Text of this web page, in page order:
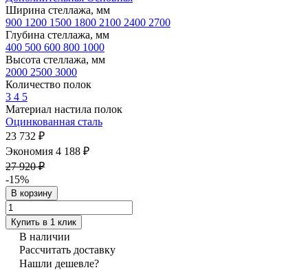
Ширина стеллажа, мм
900 1200 1500 1800 2100 2400 2700
Глубина стеллажа, мм
400 500 600 800 1000
Высота стеллажа, мм
2000 2500 3000
Количество полок
3 4 5
Материал настила полок
Оцинкованная сталь
23 732 ₽
Экономия 4 188 ₽
27 920 ₽
-15%
В корзину
Купить в 1 клик
В наличии
Рассчитать доставку
Нашли дешевле?